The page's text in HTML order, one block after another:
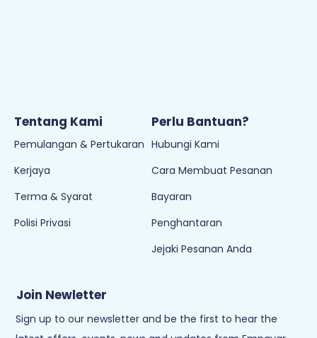
Tentang Kami
Pemulangan & Pertukaran
Kerjaya
Terma & Syarat
Polisi Privasi
Perlu Bantuan?
Hubungi Kami
Cara Membuat Pesanan
Bayaran
Penghantaran
Jejaki Pesanan Anda
Join Newletter
Sign up to our newsletter and be the first to hear the